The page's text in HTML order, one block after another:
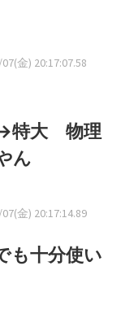
金) 20:17:07.58
→特大 物理
ん
金) 20:17:14.89
も十分使い